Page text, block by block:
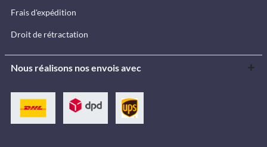
Frais d'expédition
Droit de rétractation
Nous réalisons nos envois avec